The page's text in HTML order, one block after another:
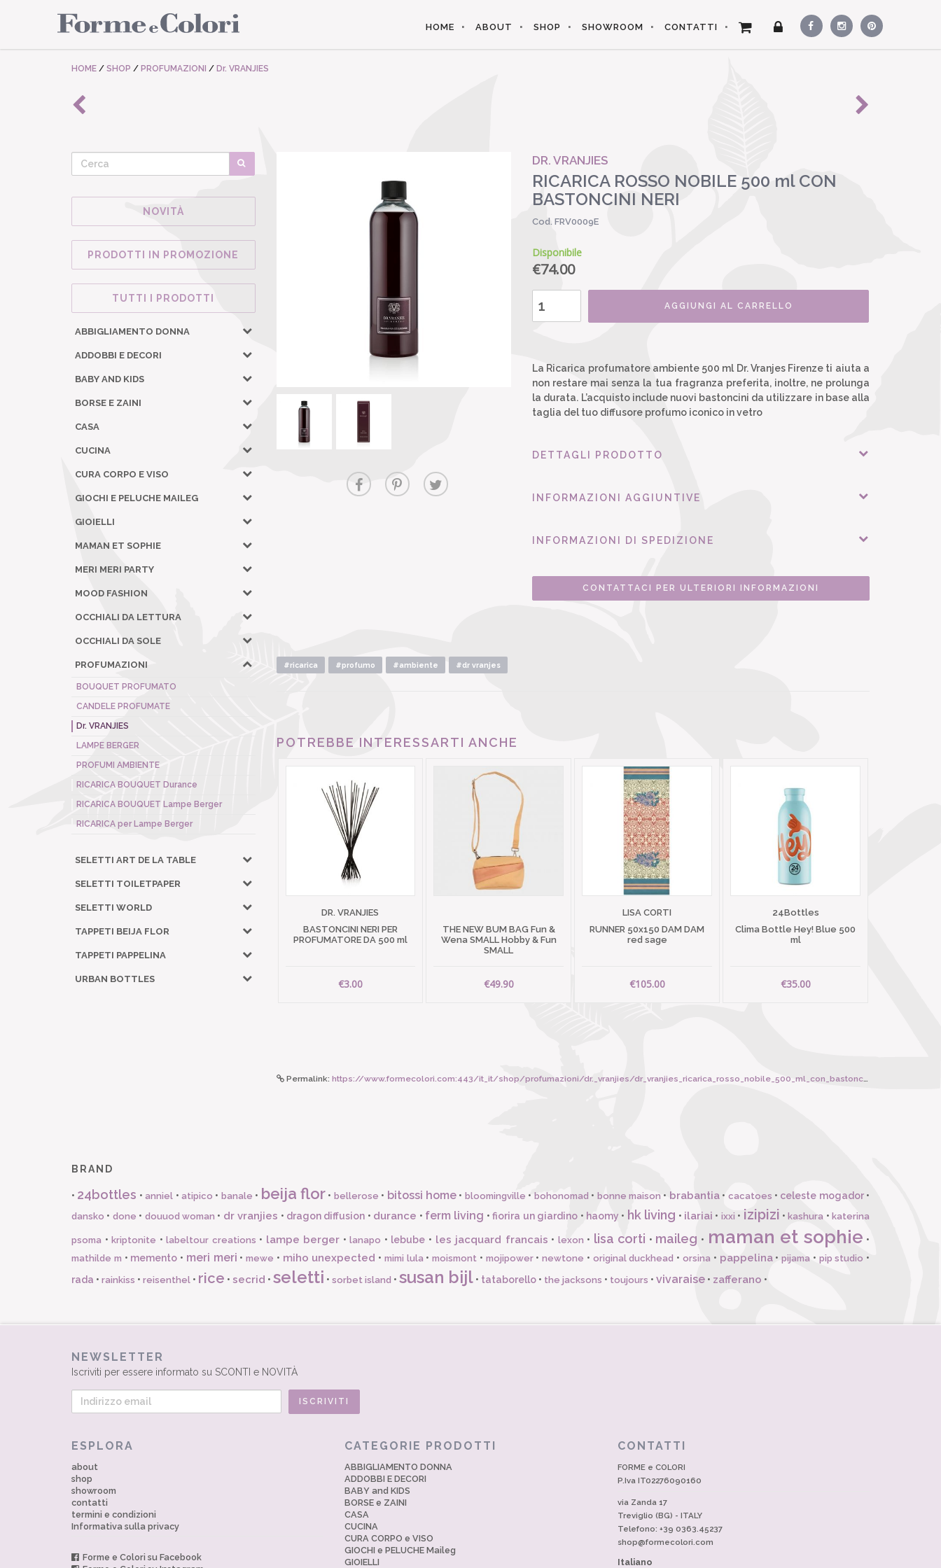
HOME ABOUT SHOP SHOWROOM CONTATTI
HOME / SHOP / PROFUMAZIONI / Dr. VRANJIES
NOVITÀ
PRODOTTI IN PROMOZIONE
TUTTI I PRODOTTI
ABBIGLIAMENTO DONNA
ADDOBBI E DECORI
BABY AND KIDS
BORSE E ZAINI
CASA
CUCINA
CURA CORPO E VISO
GIOCHI E PELUCHE MAILEG
GIOIELLI
MAMAN ET SOPHIE
MERI MERI PARTY
MOOD FASHION
OCCHIALI DA LETTURA
OCCHIALI DA SOLE
PROFUMAZIONI
BOUQUET PROFUMATO
CANDELE PROFUMATE
Dr. VRANJIES
LAMPE BERGER
PROFUMI AMBIENTE
RICARICA BOUQUET Durance
RICARICA BOUQUET Lampe Berger
RICARICA per Lampe Berger
SELETTI ART DE LA TABLE
SELETTI TOILETPAPER
SELETTI WORLD
TAPPETI BEIJA FLOR
TAPPETI PAPPELINA
URBAN BOTTLES
DR. VRANJIES
RICARICA ROSSO NOBILE 500 ml CON
BASTONCINI NERI
Cod. FRV0009E
Disponibile
€74.00
AGGIUNGI AL CARRELLO
La Ricarica profumatore ambiente 500 ml Dr. Vranjes Firenze ti aiuta a
non restare mai senza la tua fragranza preferita, inoltre, ne prolunga
la durata. L’acquisto include nuovi bastoncini da utilizzare in base alla
taglia del tuo diffusore profumo iconico in vetro
DETTAGLI PRODOTTO
INFORMAZIONI AGGIUNTIVE
INFORMAZIONI DI SPEDIZIONE
CONTATTACI PER ULTERIORI INFORMAZIONI
#ricarica #profumo #ambiente #dr vranjes
POTREBBE INTERESSARTI ANCHE
DR. VRANJIES
BASTONCINI NERI PER
PROFUMATORE DA 500 ml
€3.00
THE NEW BUM BAG Fun &
Wena SMALL Hobby & Fun
SMALL
€49.90
LISA CORTI
RUNNER 50x150 DAM DAM
red sage
€105.00
24Bottles
Clima Bottle Hey! Blue 500
ml
€35.00
Permalink: https://www.formecolori.com:443/it_it/shop/profumazioni/dr._vranjies/dr_vranjies_ricarica_rosso_nobile_500_ml_con_bastoncini_neri/4703
BRAND
• 24bottles •anniel •atipico • banale • beija flor • bellerose • bitossi home • bloomingville • bohonomad • bonne maison • brabantia• cacatoes • celeste mogador•
dansko • done • douuod woman • dr vranjies • dragon diffusion • durance • ferm living •fiorira un giardino • haomy • hk living • ilariai • ixxi • izipizi •kashura •katerina
psoma •kriptonite •labeltour creations • lampe berger •lanapo • lebube • les jacquard francais • lexon • lisa corti • maileg • maman et sophie •
mathilde m • memento • meri meri •mewe • miho unexpected • mimi lula •moismont • mojipower•newtone • original duckhead • orsina • pappelina•pijama • pip studio •
rada • rainkiss • reisenthel • rice • secrid • seletti • sorbet island • susan bijl • tataborello • the jacksons • toujours • vivaraise • zafferano •
NEWSLETTER
Iscriviti per essere informato su SCONTI e NOVITÀ
ESPLORA
about
shop
showroom
contatti
termini e condizioni
Informativa sulla privacy
Forme e Colori su Facebook
CATEGORIE PRODOTTI
ABBIGLIAMENTO DONNA
ADDOBBI E DECORI
BABY and KIDS
BORSE e ZAINI
CASA
CUCINA
CURA CORPO e VISO
GIOCHI e PELUCHE Maileg
GIOIELLI
CONTATTI
FORME e COLORI
P.Iva IT02276090160
via Zanda 17
Treviglio (BG) - ITALY
Telefono: +39 0363.45237
shop@formecolori.com
Italiano